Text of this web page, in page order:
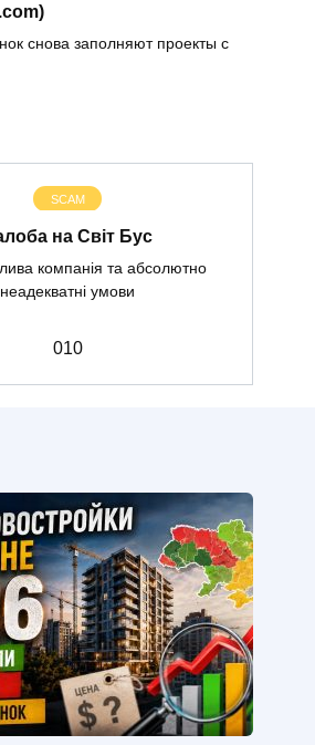
снова заполняют проекты с
SCAM
на Світ Бус
компанія та абсолютно
неадекватні умови
010